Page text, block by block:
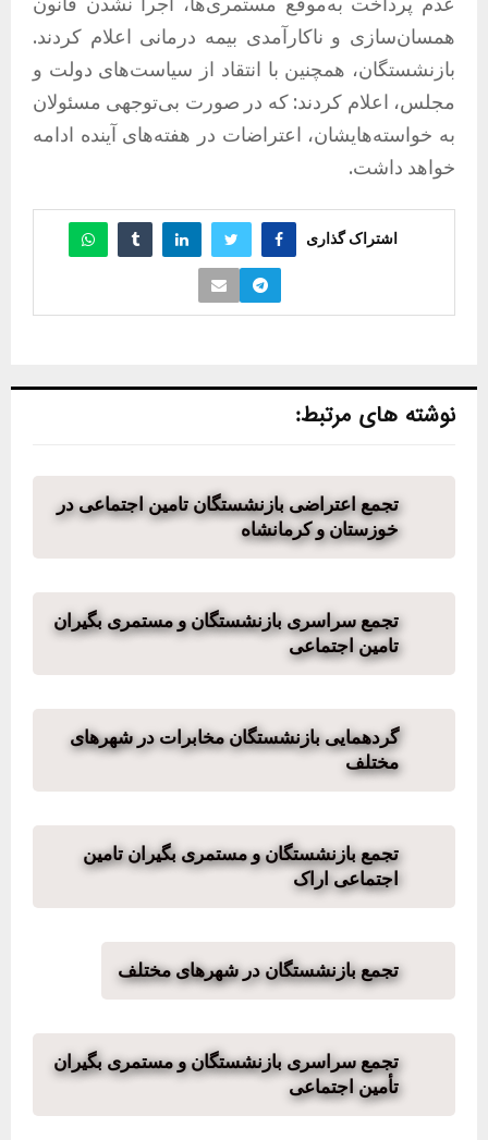
همسان‌سازی و ناکارآمدی بیمه درمانی اعلام کردند.
بازنشستگان، همچنین با انتقاد از سیاست‌های دولت و
مجلس، اعلام کردند: که در صورت بی‌توجهی مسئولان
به خواسته‌هایشان، اعتراضات در هفته‌های آینده ادامه
خواهد داشت.
اشتراک گذاری
نوشته های مرتبط:
تجمع اعتراضی بازنشستگان تامین اجتماعی در
خوزستان و کرمانشاه
تجمع سراسری بازنشستگان و مستمری بگیران
تامین اجتماعی
گردهمایی بازنشستگان مخابرات در شهرهای
مختلف
تجمع بازنشستگان و مستمری بگیران تامین
اجتماعی اراک
تجمع بازنشستگان در شهرهای مختلف
تجمع سراسری بازنشستگان و مستمری بگیران
تأمین اجتماعی